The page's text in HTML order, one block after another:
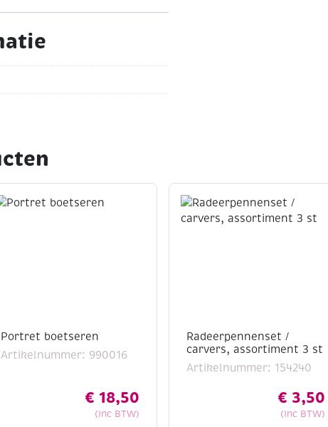
aanbrengen voordat
Portret boetseren
Artikelnummer: 990016
€ 18,50
(Inc BTW)
Radeerpennenset /
carvers, assortiment 3 st
Artikelnummer: 154240
€ 3,50
(Inc BTW)